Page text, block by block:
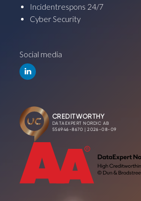
Incidentrespons 24/7
Cyber Security
Social media